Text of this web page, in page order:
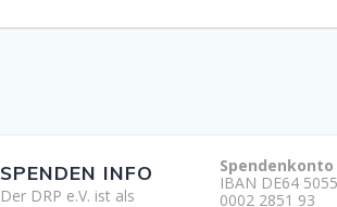
SPENDEN INFO
Der DRP e.V. ist als
Spendenkonto
IBAN DE64
0002 2851 93